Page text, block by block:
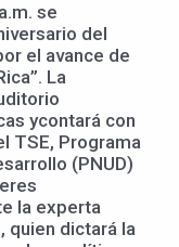
se
del
el avance de
La
ycontará con
TSE, Programa
(PNUD)
la experta
quien dictará la